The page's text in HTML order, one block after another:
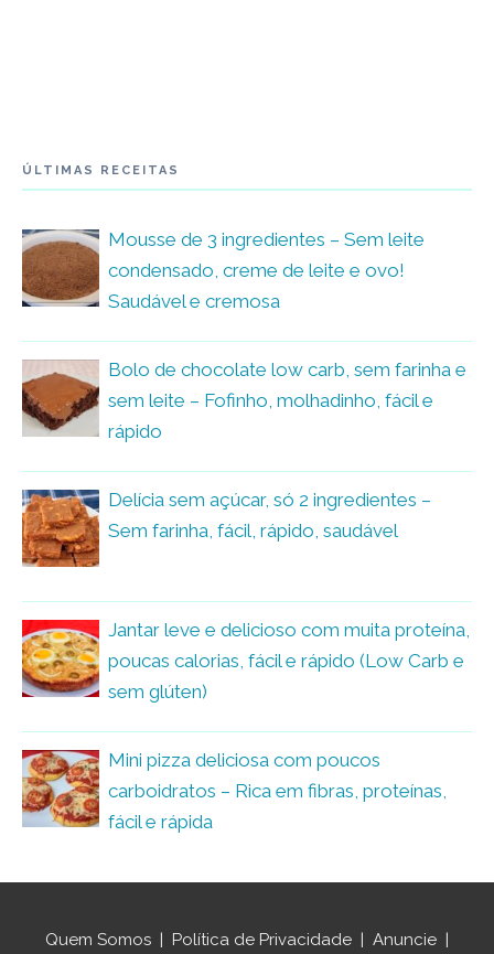
ÚLTIMAS RECEITAS
Mousse de 3 ingredientes – Sem leite
condensado, creme de leite e ovo!
Saudável e cremosa
Bolo de chocolate low carb, sem farinha e
sem leite – Fofinho, molhadinho, fácil e
rápido
Delícia sem açúcar, só 2 ingredientes –
Sem farinha, fácil, rápido, saudável
Jantar leve e delicioso com muita proteína,
poucas calorias, fácil e rápido (Low Carb e
sem glúten)
Mini pizza deliciosa com poucos
carboidratos – Rica em fibras, proteínas,
fácil e rápida
Quem Somos | Política de Privacidade | Anuncie |